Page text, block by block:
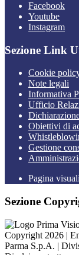
Facebook
Youtube
Instagram
Sezione Link
Cookie
Note legali
Informativa
Ufficio
Obiettivi di
Gestione
Pagina
Sezione
Copyright 2026 |
Parma S.p.A. |